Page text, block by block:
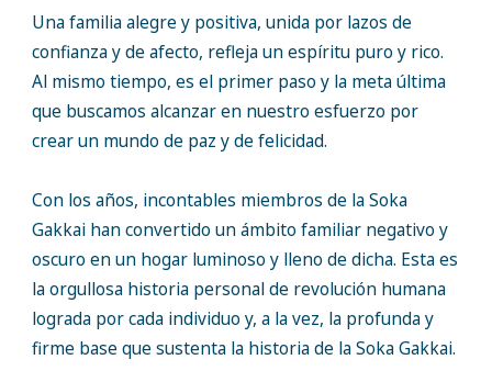
Una familia alegre y positiva, unida por lazos de
confianza y de afecto, refleja un espíritu puro y rico.
Al mismo tiempo, es el primer paso y la meta última
que buscamos alcanzar en nuestro esfuerzo por
crear un mundo de paz y de felicidad.
Con los años, incontables miembros de la Soka
Gakkai han convertido un ámbito familiar negativo y
oscuro en un hogar luminoso y lleno de dicha. Esta es
la orgullosa historia personal de revolución humana
lograda por cada individuo y, a la vez, la profunda y
firme base que sustenta la historia de la Soka Gakkai.